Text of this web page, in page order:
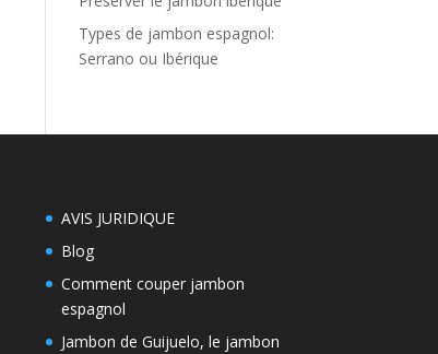
Types de jambon espagnol:
Serrano ou Ibérique
AVIS JURIDIQUE
Blog
Comment couper jambon
espagnol
Jambon de Guijuelo, le jambon